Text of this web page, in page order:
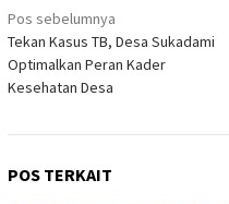
Navigasi
pos
Pos sebelumnya
Tekan Kasus TB, Desa Sukadami
Optimalkan Peran Kader
Kesehatan Desa
POS TERKAIT